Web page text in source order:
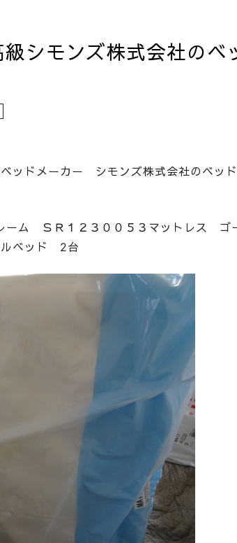
シモンズ株式会社のベ
ッドメーカー シモンズ株式会社のベッ
ーム ＳＲ１２３００５３マットレス ゴ
ルベッド 2台